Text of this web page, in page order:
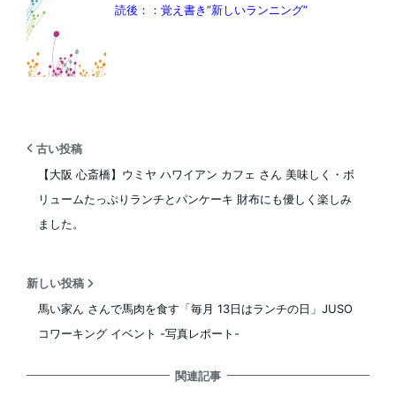
読後：：覚え書き”新しいランニング”
古い投稿
【大阪 心斎橋】ウミヤ ハワイアン カフェ さん 美味しく・ボ
リュームたっぷりランチとパンケーキ 財布にも優しく楽しみ
ました。
新しい投稿
馬い家ん さんで馬肉を食す「毎月 13日はランチの日」JUSO
コワーキング イベント -写真レポート-
関連記事